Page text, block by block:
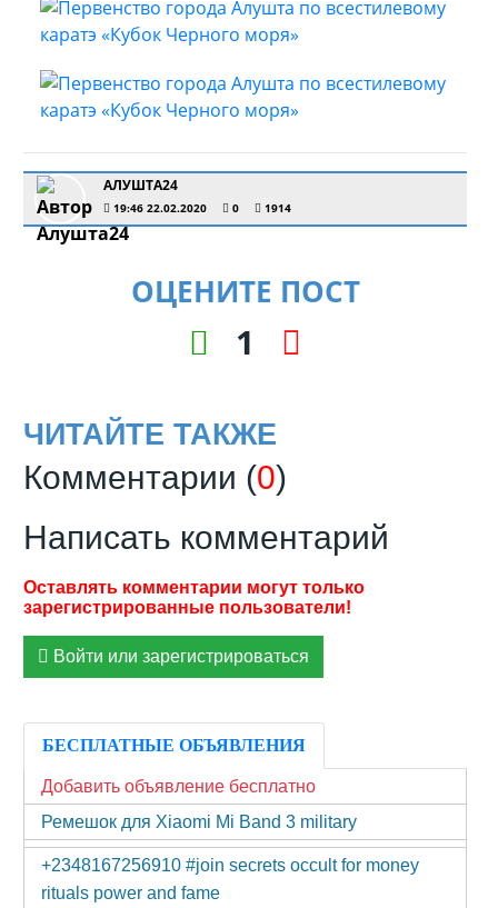
АЛУШТА24
19:46 22.02.2020 0 1914
ОЦЕНИТЕ ПОСТ
1
ЧИТАЙТЕ ТАКЖЕ
Комментарии (0)
Написать комментарий
Войти или зарегистрироваться
БЕСПЛАТНЫЕ ОБЪЯВЛЕНИЯ
Добавить объявление бесплатно
Ремешок для Xiaomi Mi Band 3 military
+2348167256910 #join secrets occult for money
rituals power and fame